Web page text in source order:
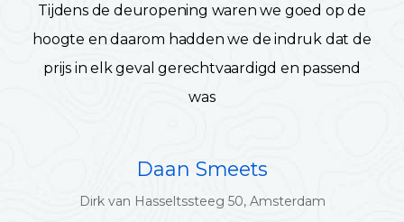
Tijdens de deuropening waren we goed op de
hoogte en daarom hadden we de indruk dat de
prijs in elk geval gerechtvaardigd en passend
was
Daan Smeets
Dirk van Hasseltssteeg 50, Amsterdam